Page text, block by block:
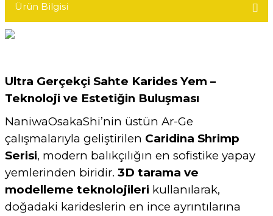
Ürün Bilgisi
Ultra Gerçekçi Sahte Karides Yem –
Teknoloji ve Estetiğin Buluşması
NaniwaOsakaShi’nin üstün Ar-Ge
çalışmalarıyla geliştirilen Caridina Shrimp
Serisi, modern balıkçılığın en sofistike yapay
yemlerinden biridir. 3D tarama ve
modelleme teknolojileri kullanılarak,
doğadaki karideslerin en ince ayrıntılarına